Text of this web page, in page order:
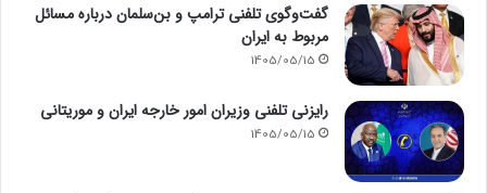
گفت‌وگوی تلفنی ترامپ و بن‌سلمان درباره مسائل
مربوط به ایران
1405/05/15
رایزنی تلفنی وزیران امور خارجه ایران و موریتانی
1405/05/15